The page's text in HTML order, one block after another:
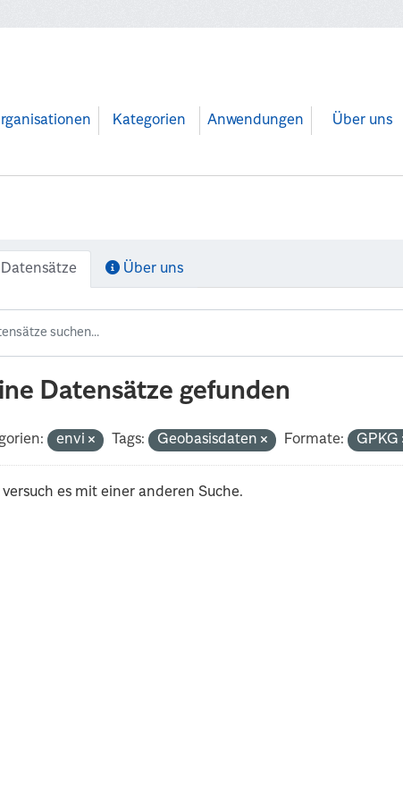
Kategorien Anwendungen Über uns
Datensätze Über uns
Datensätze gefunden
envi Tags: Geobasisdaten Formate: GPKG
es mit einer anderen Suche.